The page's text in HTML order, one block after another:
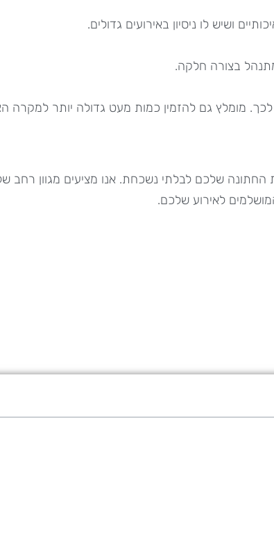
ושיש לו ניסיון באירועים גדולים.
מתנהל בצורה חלקה.
מומלץ גם להזמין כמות מעט גדולה יותר למקרה
שלכם לבלתי נשכחת. אנו מציעים מגוון רחב
לאירוע שלכם.